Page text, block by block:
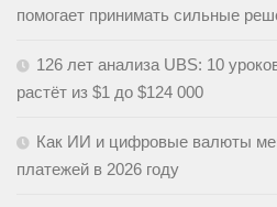
помогает принимать сильные
126 лет анализа UBS: 10
растёт из $1 до $124 000
Как ИИ и цифровые валюты
платежей в 2026 году